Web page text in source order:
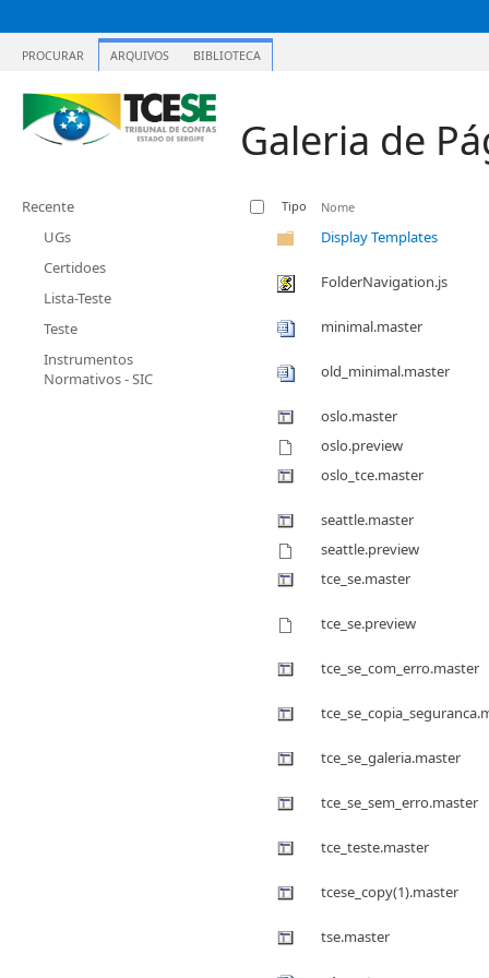
PROCURAR ARQUIVOS BIBLIOTECA
Galeria de
Recente
UGs
Certidoes
Lista-Teste
Teste
Instrumentos
Normativos - SIC
Tipo Nome
Display Templates
FolderNavigation.js
minimal.master
old_minimal.master
oslo.master
oslo.preview
oslo_tce.master
seattle.master
seattle.preview
tce_se.master
tce_se.preview
tce_se_com_erro.master
tce_se_galeria.master
tce_se_sem_erro.master
tce_teste.master
tcese_copy(1).master
tse.master